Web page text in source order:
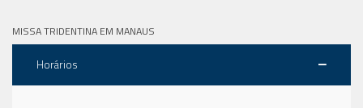
MISSA TRIDENTINA EM MANAUS
Horários